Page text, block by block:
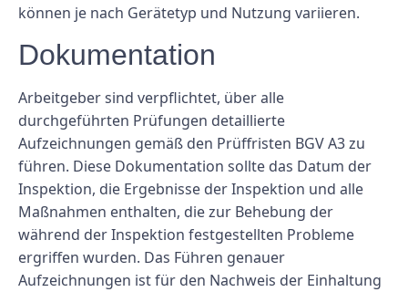
können je nach Gerätetyp und Nutzung variieren.
Dokumentation
Arbeitgeber sind verpflichtet, über alle
durchgeführten Prüfungen detaillierte
Aufzeichnungen gemäß den Prüffristen BGV A3 zu
führen. Diese Dokumentation sollte das Datum der
Inspektion, die Ergebnisse der Inspektion und alle
Maßnahmen enthalten, die zur Behebung der
während der Inspektion festgestellten Probleme
ergriffen wurden. Das Führen genauer
Aufzeichnungen ist für den Nachweis der Einhaltung